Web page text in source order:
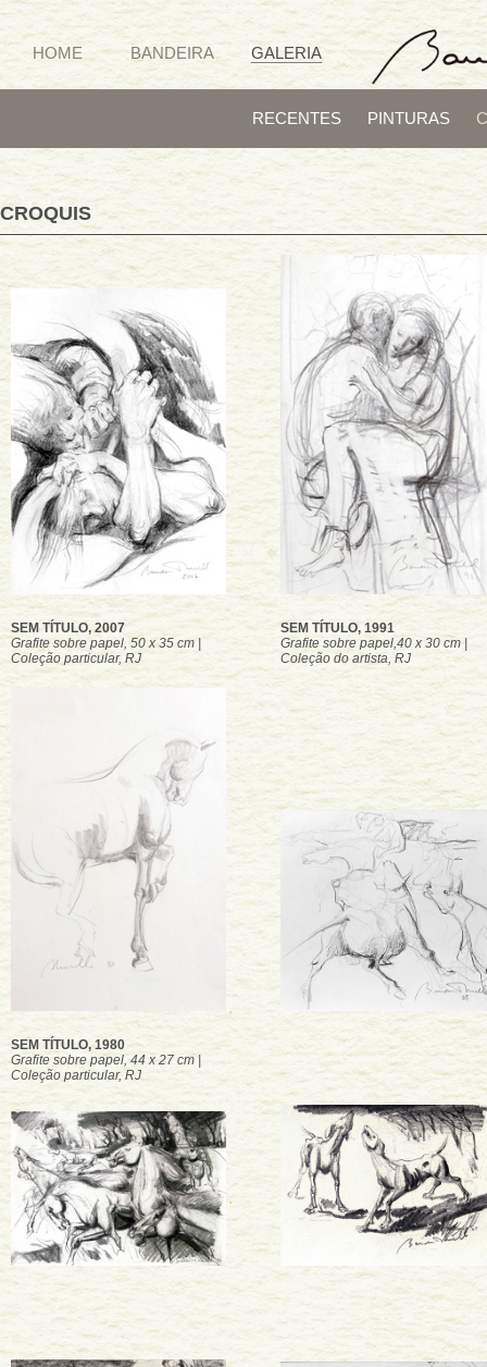
HOME BANDEIRA GALERIA
RECENTES PINTURAS
CROQUIS
SEM TÍTULO, 2007
Grafite sobre papel, 50 x 35 cm |
Coleção particular, RJ
SEM TÍTULO, 1991
Grafite sobre papel,40 x 30 cm |
Coleção do artista, RJ
SEM TÍTULO, 1980
Grafite sobre papel, 44 x 27 cm |
Coleção particular, RJ